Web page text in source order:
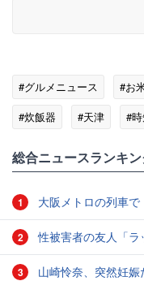
#グルメニュース #お
#炊飯器
#天津 #
総合ニュースランキ
1 大阪メトロの列車で
2 性被害者の友人「ラ
3 山崎怜奈、突然妊娠